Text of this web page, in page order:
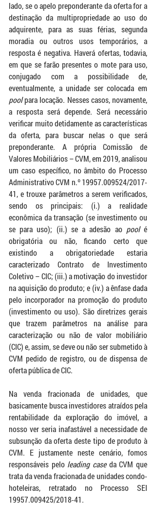
lado, se o apelo preponderante da oferta for a
destinação da multipropriedade ao uso do
adquirente, para as suas férias, segunda
moradia ou outros usos temporários, a
resposta é negativa. Haverá ofertas, todavia,
em que se farão presentes o mote para uso,
conjugado com a possibilidade de,
pool para locação. Nesses casos, novamente,
a resposta será depende. Será necessário
verificar muito detidamente as características
da oferta, para buscar nelas o que será
preponderante. A própria Comissão de
Valores Mobiliários – CVM, em 2019, analisou
um caso específico, no âmbito do Processo
Administrativo CVM n.º 19957.009524/2017-
41, e trouxe parâmetros a serem verificados,
sendo os principais: (i.) a realidade
econômica da transação (se investimento ou
se para uso); (ii.) se a adesão ao pool é
obrigatória ou não, ficando certo que
existindo a obrigatoriedade estaria
caracterizado Contrato de Investimento
Coletivo – CIC; (iii.) a motivação do investidor
na aquisição do produto; e (iv.) a ênfase dada
pelo incorporador na promoção do produto
(investimento ou uso). São diretrizes gerais
que trazem parâmetros na análise para
caracterização ou não de valor mobiliário
(CIC) e, assim, se deve ou não ser submetido à
CVM pedido de registro, ou de dispensa de
oferta pública de CIC.
Na venda fracionada de unidades, que
basicamente busca investidores atraídos pela
rentabilidade da exploração do imóvel, a
nosso ver seria inafastável a necessidade de
subsunção da oferta deste tipo de produto à
CVM. E justamente neste cenário, fomos
responsáveis pelo leading case da CVM que
trata da venda fracionada de unidades condo-
hoteleiras, retratado no Processo SEI
19957.009425/2018-41.